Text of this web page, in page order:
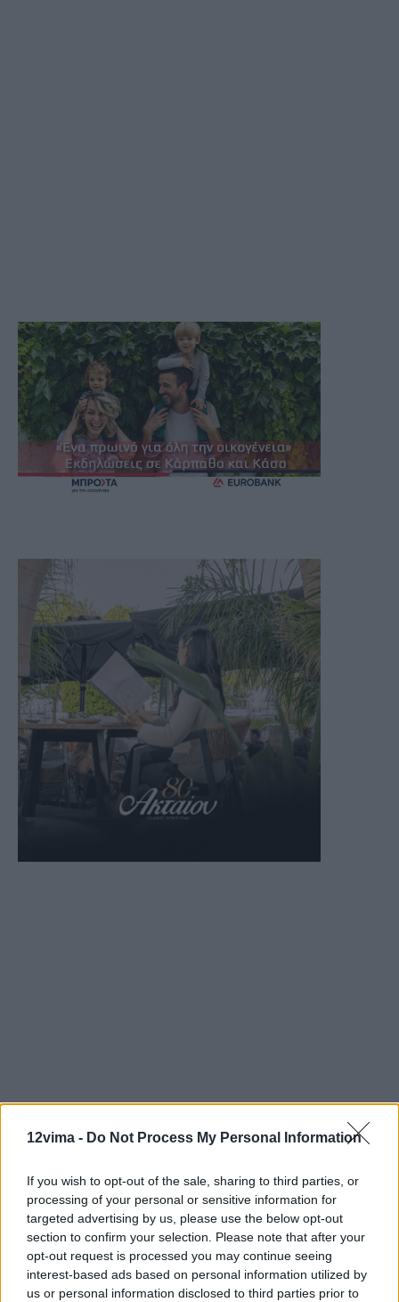
12vima - Do Not Process My Personal Information
If you wish to opt-out of the sale, sharing to third parties, or
processing of your personal or sensitive information for
targeted advertising by us, please use the below opt-out
section to confirm your selection. Please note that after your
opt-out request is processed you may continue seeing
interest-based ads based on personal information utilized by
us or personal information disclosed to third parties prior to